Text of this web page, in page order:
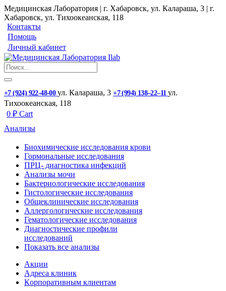
Медицинская Лаборатория | г. Хабаровск, ул. Калараша, 3 | г.
Хабаровск, ул. ​Тихоокеанская, 118
Контакты
Помощь
Личный кабинет
+7 (924) 922-48-00 ул. ​Калараша, 3 +7 (994) 138‒22‒11 ул. ​
Тихоокеанская, 118
0 ₽ Cart
Анализы
Биохимические исследования крови
Гормональные исследования
ПРЦ- диагностика инфекций
Анализы мочи
Бактериологические исследования
Гистологические исследования
Общеклинические исследования
Аллергологические исследования
Гематологические исследования
Диагностические профили
исследований
Показать все анализы
Акции
Адреса клиник
Кoрпоративным клиентам